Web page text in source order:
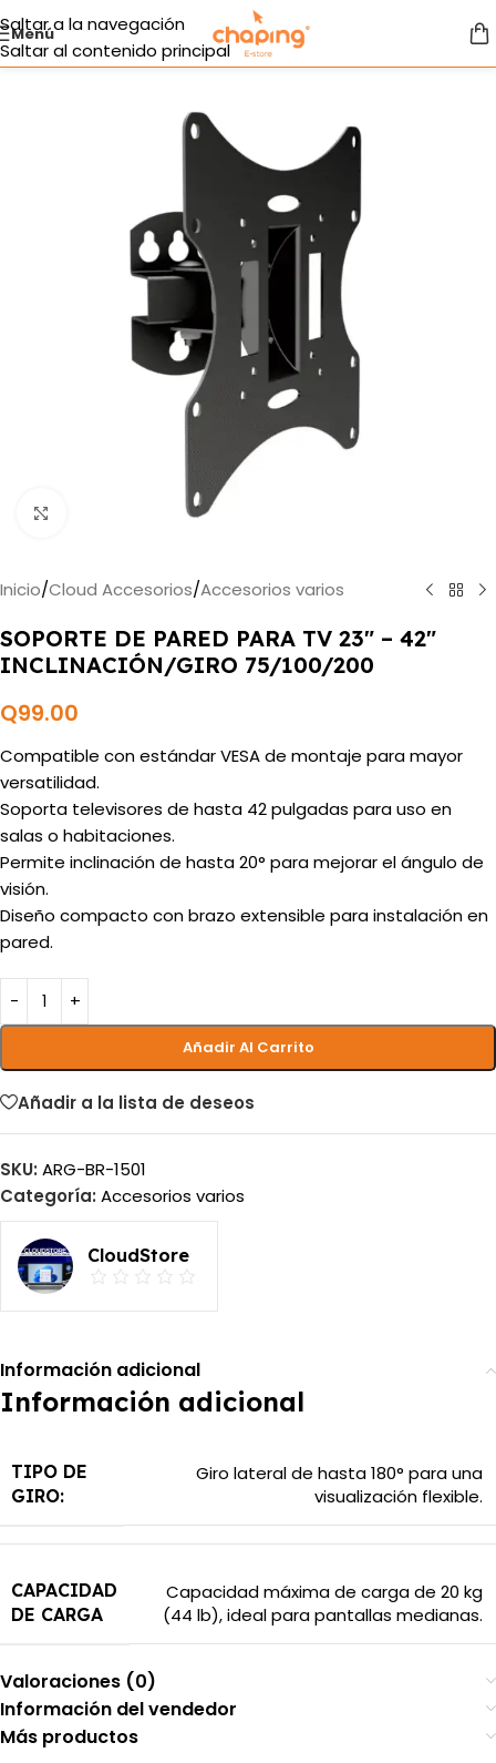
Saltar a la navegación
Saltar al contenido principal
Menú
Haga clic para ampliar
Inicio/Cloud Accesorios/Accesorios varios
SOPORTE DE PARED PARA TV 23″ – 42″
INCLINACIÓN/GIRO 75/100/200
Q99.00
Compatible con estándar VESA de montaje para mayor
versatilidad.
Soporta televisores de hasta 42 pulgadas para uso en
salas o habitaciones.
Permite inclinación de hasta 20° para mejorar el ángulo de
visión.
Diseño compacto con brazo extensible para instalación en
pared.
Añadir Al Carrito
Añadir a la lista de deseos
SKU: ARG-BR-1501
Categoría: Accesorios varios
CloudStore
Información adicional
Información adicional
TIPO DE
GIRO:
Giro lateral de hasta 180° para una
visualización flexible.
CAPACIDAD
DE CARGA
Capacidad máxima de carga de 20 kg
(44 lb),ideal para pantallas medianas.
Valoraciones (0)
Información del vendedor
Más productos